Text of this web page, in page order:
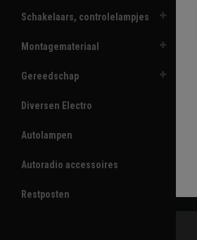
Schakelaars, controlelampjes
Montagemateriaal
Gereedschap
Diversen Electro
Autolampen
Autoradio accessoires
Restposten